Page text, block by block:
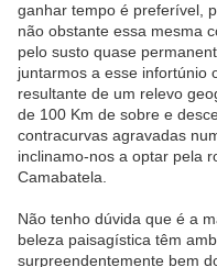
ganhar tempo é preferível,
não obstante essa mesma
pelo susto quase
juntarmos a esse infortúnio
resultante de um relevo
de 100 Km de sobre e
contracurvas agravadas
inclinamo-nos a optar pela
Camabatela.
Não tenho dúvida que é a
beleza paisagística têm
surpreendentemente bem